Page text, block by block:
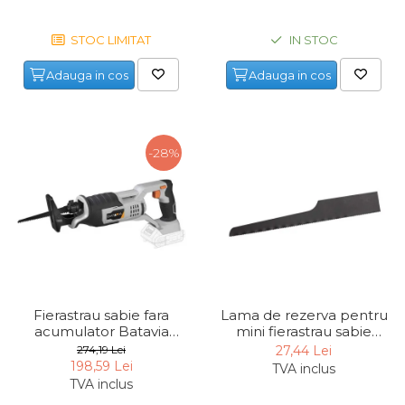
Pompa Aer
Cric Manual
Ulei Hidraulic
Dinamometric
Carucior Scule
Tester Compresie Auto
Truse reparatii anvelope
STOC LIMITAT
Adauga in cos
IN STOC
Adauga in cos
-28%
Fierastrau sabie fara
acumulator Batavia
7062507, 18 V, 3000 rpm
274,19 Lei
198,59 Lei
TVA inclus
Lama de rezerva pentru
mini fierastrau sabie
pneumatic Dema
ZA22103
27,44 Lei
TVA inclus